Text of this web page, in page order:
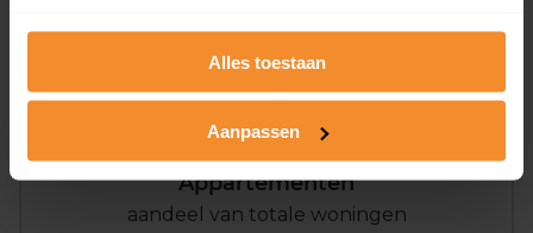
Alles toestaan
Aanpassen
26%
Koopwoningen
74%
Huurwoningen
Appartementen
aandeel van totale woningen